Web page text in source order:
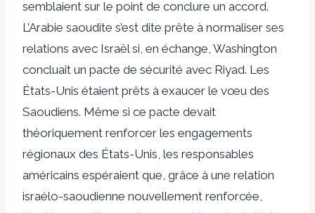
semblaient sur le point de conclure un accord.
L’Arabie saoudite s’est dite prête à normaliser ses
relations avec Israël si, en échange, Washington
concluait un pacte de sécurité avec Riyad. Les
États-Unis étaient prêts à exaucer le vœu des
Saoudiens. Même si ce pacte devait
théoriquement renforcer les engagements
régionaux des États-Unis, les responsables
américains espéraient que, grâce à une relation
israélo-saoudienne nouvellement renforcée,